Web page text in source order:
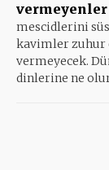
vermeyenler
mescidlerini
kavimler zuhur
vermeyecek.
dinlerine ne